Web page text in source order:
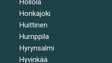
Hollola
Honkajoki
Huittinen
Humppila
Hyrynsalmi
Hyvinkää